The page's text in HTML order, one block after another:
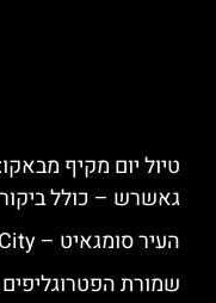
טיול יום מקיף
גאשרש – כולל
העיר סומגאיט – Sumgait City באזרבייג'ן